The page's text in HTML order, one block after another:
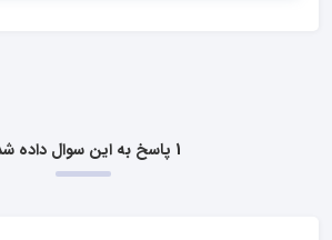
1 پاسخ به این سوال داده شده